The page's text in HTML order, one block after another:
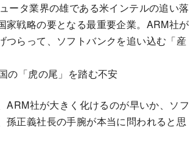
ータ業界の雄である米インテルの追い落
家戦略の要となる最重要企業。ARM社が
つらって、ソフトバンクを追い込む「産
の「虎の尾」を踏む不安
社が大きく化けるのが早いか、ソフ
孫正義社長の手腕が本当に問われると思